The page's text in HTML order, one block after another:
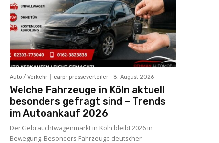
Auto / Verkehr carpr presseverteiler - 8. August 2026
Welche Fahrzeuge in Köln aktuell
besonders gefragt sind – Trends
im Autoankauf 2026
Der Gebrauchtwagenmarkt in Köln bleibt 2026 in
Bewegung. Besonders Fahrzeuge deutscher